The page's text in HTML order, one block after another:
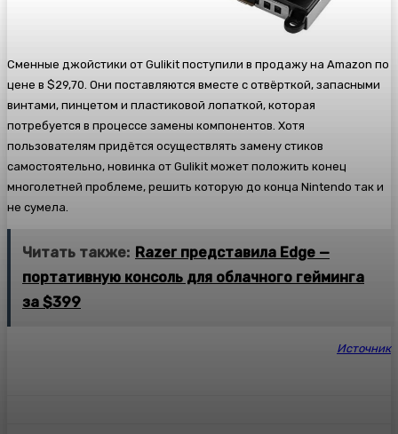
Сменные джойстики от Gulikit поступили в продажу на Amazon по
цене в $29,70. Они поставляются вместе с отвёрткой, запасными
винтами, пинцетом и пластиковой лопаткой, которая
потребуется в процессе замены компонентов. Хотя
пользователям придётся осуществлять замену стиков
самостоятельно, новинка от Gulikit может положить конец
многолетней проблеме, решить которую до конца Nintendo так и
не сумела.
Читать также: Razer представила Edge —
портативную консоль для облачного гейминга
за $399
Источник